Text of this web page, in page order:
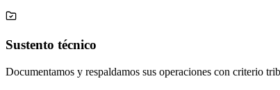
Sustento técnico
Documentamos y respaldamos sus operaciones con criterio